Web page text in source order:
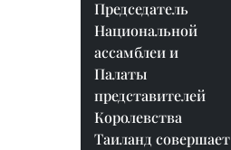
Председатель
Национальной
ассамблеи и
Палаты
представителей
Королевства
Таиланд совершает